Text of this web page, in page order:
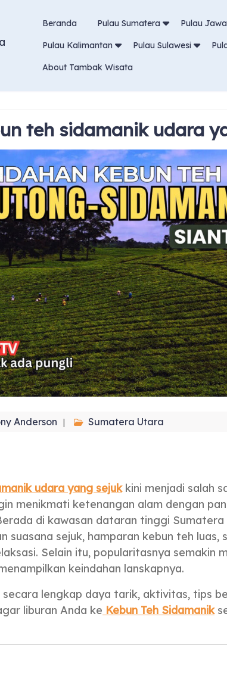
Beranda Pulau Sumatera Pulau Jawa
Pulau Kalimantan Pulau Sulawesi
About Tambak Wisata
teh sidamanik udara
Anderson Sumatera Utara
udara yang sejukkini menjadi salah
menikmati ketenangan alam dengan
di kawasan dataran tinggi Sumatera
suasana sejuk, hamparan kebun teh luas,
Selain itu, popularitasnya semakin
keindahan lanskapnya.
lengkap daya tarik, aktivitas, tips
liburan Anda ke Kebun Teh Sidamanik